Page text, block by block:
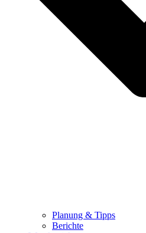
Planung & Tipps
Berichte